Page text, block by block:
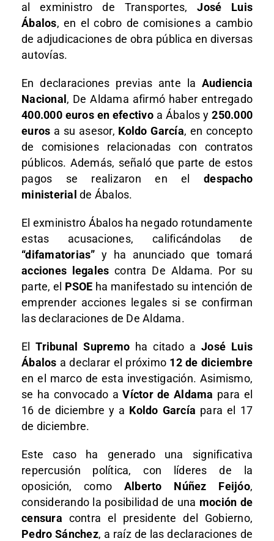
al exministro de Transportes,José Luis
Ábalos, en el cobro de comisiones a cambio
de adjudicaciones de obra pública en diversas
autovías.
En declaraciones previas ante la Audiencia
Nacional , De Aldama afirmó haber entregado
400.000 euros en efectivoa Ábalos y250.000
euros a su asesor, Koldo García, en concepto
de comisiones relacionadas con contratos
públicos. Además, señaló que parte de estos
pagos se realizaron en el despacho
ministerial de Ábalos.
El exministro Ábalos ha negado rotundamente
estas acusaciones, calificándolas de
“difamatorias” y ha anunciado que tomará
acciones legales contra De Aldama. Por su
parte, el PSOE ha manifestado su intención de
emprender acciones legales si se confirman
las declaraciones de De Aldama.
ElTribunal Supremo ha citado aJosé Luis
Ábalos a declarar el próximo 12 de diciembre
en el marco de esta investigación. Asimismo,
se ha convocado aVíctor de Aldama para el
16 de diciembre y a Koldo García para el 17
de diciembre.
Este caso ha generado una significativa
repercusión política, con líderes de la
oposición, como Alberto Núñez Feijóo,
considerando la posibilidad de una moción de
censura contra el presidente del Gobierno,
Pedro Sánchez, a raíz de las declaraciones de